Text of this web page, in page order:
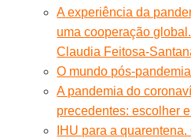
A experiência da
uma cooperação
Claudia Feitosa-
O mundo pós-
A pandemia do
precedentes: escolher
IHU para a